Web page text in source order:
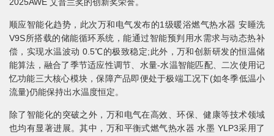
2025AWE 艾普兰奖的创新奖荣誉。
顺应智能化趋势，此次万和电气发布的1级暖浴燃气热水器 安睡洗
V9S所搭载的储能循环系统，能通过智能预判用水需求与动态热补
偿，实现水温波动 0.5℃的极致稳定;此外，万和创新研发的恒温储
能算法，融合了季节适应性调节、水量-水温智能匹配、二次使用记
忆功能三大核心模块，保障产品即便处于极端工况下(如冬季低温小
流量)仍能保持出水温度恒定。
除了智能化的突破之外，万和电气在高效、环保、健康等技术领域
也均有显著进展。其中，万和平衡式燃气热水器 水墨 YLP3采用了